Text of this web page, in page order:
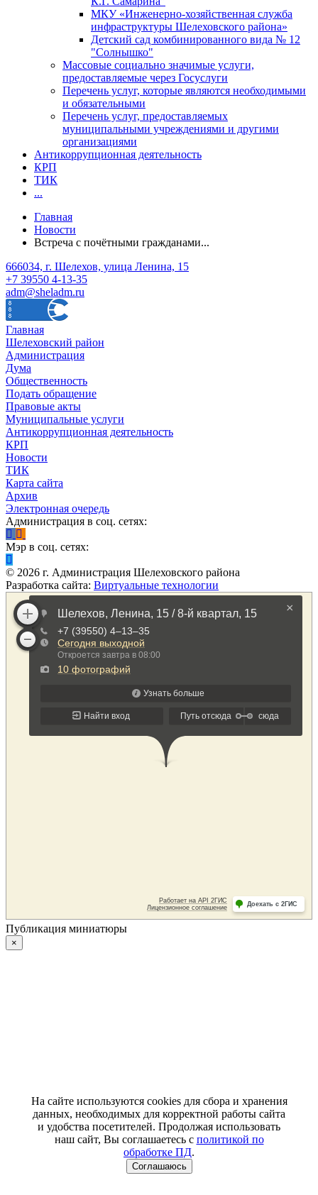
МКУ «Инженерно-хозяйственная служба
инфраструктуры Шелеховского района»
Детский сад комбинированного вида № 12
"Солнышко"
Массовые социально значимые услуги,
предоставляемые через Госуслуги
Перечень услуг, которые являются необходимыми
и обязательными
Перечень услуг, предоставляемых
муниципальными учреждениями и другими
организациями
Антикоррупционная деятельность
КРП
ТИК
...
Главная
Новости
Встреча с почётными гражданами...
666034, г. Шелехов, улица Ленина, 15
+7 39550 4-13-35
adm@sheladm.ru
Главная
Шелеховский район
Администрация
Дума
Общественность
Подать обращение
Правовые акты
Муниципальные услуги
Антикоррупционная деятельность
КРП
Новости
ТИК
Карта сайта
Архив
Электронная очередь
Администрация в соц. сетях:
Мэр в соц. сетях:
© 2026 г. Администрация Шелеховского района
Разработка сайта: Виртуальные технологии
Публикация миниатюры
×
На сайте используются cookies для сбора и хранения
данных, необходимых для корректной работы сайта
и удобства посетителей. Продолжая использовать
наш сайт, Вы соглашаетесь с политикой по
обработке ПД.
Соглашаюсь